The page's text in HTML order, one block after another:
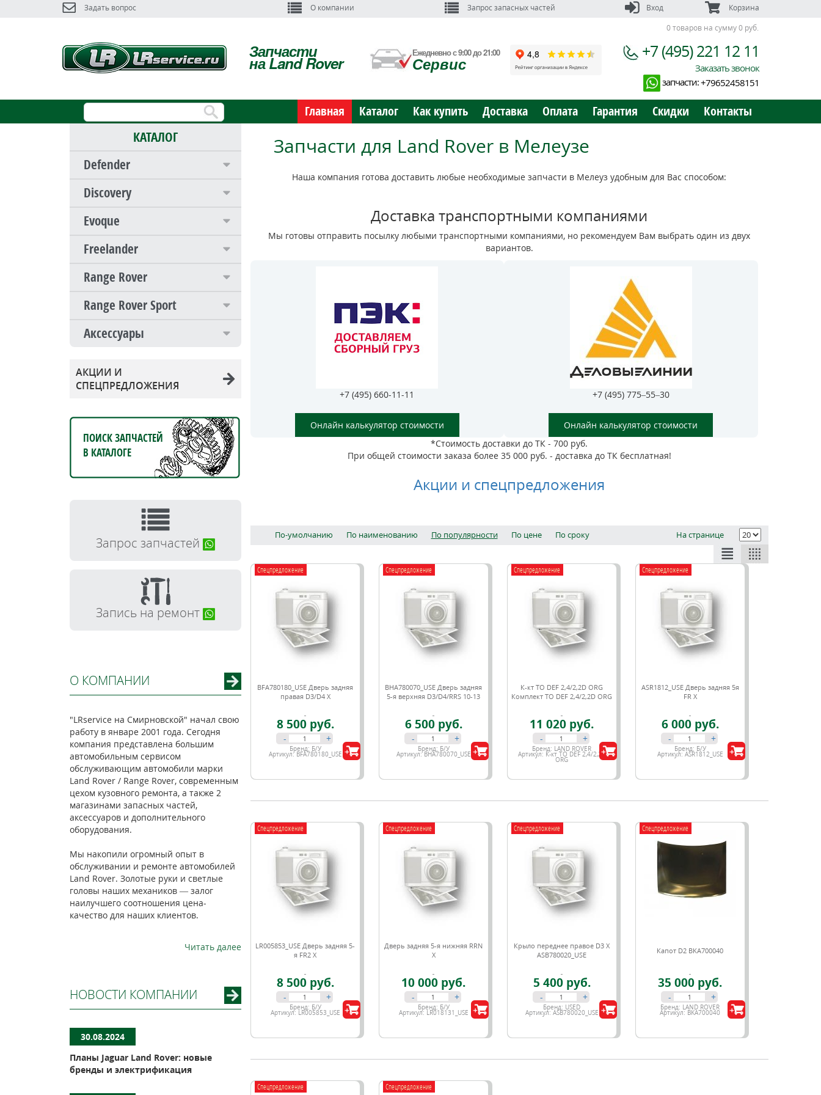
Задать вопрос О компании Запрос запасных частей
Корзина
0 товаров на сумму 0 руб.
Вход
Запчасти
на Land Rover
Ежедневно с 9:00 до 21:00
Сервис
+7 (495) 221 12 11
Заказать звонок
запчасти:+79652458151
Главная Каталог Как купить Доставка Оплата Гарантия Скидки Контакты
КАТАЛОГ
Defender
Discovery
Evoque
Freelander
Range Rover
Range Rover Sport
Аксессуары
АКЦИИ И
СПЕЦПРЕДЛОЖЕНИЯ
ПОИСК ЗАПЧАСТЕЙ
В КАТАЛОГЕ
Запрос запчастей
Запись на ремонт
О КОМПАНИИ
"LRservice на Смирновской" начал свою
работу в январе 2001 года. Сегодня
компания представлена большим
автомобильным сервисом
обслуживающим автомобили марки
Land Rover / Range Rover, современным
цехом кузовного ремонта, а также 2
магазинами запасных частей,
аксессуаров и дополнительного
оборудования.
Мы накопили огромный опыт в
обслуживании и ремонте автомобилей
Land Rover. Золотые руки и светлые
головы наших механиков — залог
наилучшего соотношения цена-
качество для наших клиентов.
Читать далее
НОВОСТИ КОМПАНИИ
30.08.2024
Планы Jaguar Land Rover: новые
бренды и электрификация
Запчасти для Land Rover в Мелеузе
Наша компания готова доставить любые необходимые запчасти в Мелеуз удобным для Вас способом:
Доставка транспортными компаниями
Мы готовы отправить посылку любыми транспортными компаниями, но рекомендуем Вам выбрать один из двух
вариантов.
+7 (495) 660-11-11
Онлайн калькулятор стоимости
+7 (495) 775–55–30
Онлайн калькулятор стоимости
*Стоимость доставки до ТК - 700 руб.
При общей стоимости заказа более 35 000 руб. - доставка до ТК бесплатная!
Акции и спецпредложения
По-умолчанию По наименованию По популярности По цене По сроку На странице
Спецпредложение
BFA780180_USE Дверь задняя
правая D3/D4 X
8 500 руб.
- +
Бренд: Б/У
Артикул: BFA780180_USE
Спецпредложение
BHA780070_USE Дверь задняя
5-я верхняя D3/D4/RRS 10-13
6 500 руб.
- +
Бренд: Б/У
Артикул: BHA780070_USE
Спецпредложение
К-кт ТО DEF 2,4/2,2D ORG
Комплект ТО DEF 2,4/2,2D ORG
11 020 руб.
- +
Бренд: LAND ROVER
Артикул: К-кт ТО DEF 2,4/2,2D
ORG
Спецпредложение
ASR1812_USE Дверь задняя 5я
FR X
6 000 руб.
- +
Бренд: Б/У
Артикул: ASR1812_USE
Спецпредложение
LR005853_USE Дверь задняя 5-
я FR2 X
8 500 руб.
- +
Бренд: Б/У
Артикул: LR005853_USE
Спецпредложение
Дверь задняя 5-я нижняя RRN
X
10 000 руб.
- +
Бренд: Б/У
Артикул: LR018131_USE
Спецпредложение
Крыло переднее правое D3 X
ASB780020_USE
5 400 руб.
- +
Бренд: USED
Артикул: ASB780020_USE
Спецпредложение
Капот D2 BKA700040
35 000 руб.
- +
Бренд: LAND ROVER
Артикул: BKA700040
Спецпредложение Спецпредложение